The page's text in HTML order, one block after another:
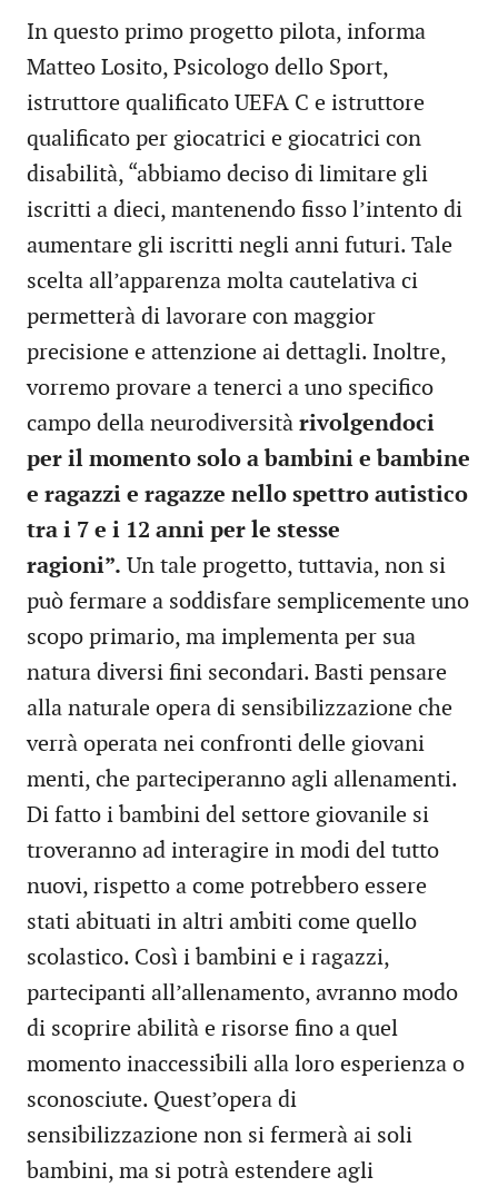
In questo primo progetto pilota, informa
Matteo Losito, Psicologo dello Sport,
istruttore qualificato UEFA C e istruttore
qualificato per giocatrici e giocatrici con
disabilità, “abbiamo deciso di limitare gli
iscritti a dieci, mantenendo fisso l’intento di
aumentare gli iscritti negli anni futuri. Tale
scelta all’apparenza molta cautelativa ci
permetterà di lavorare con maggior
precisione e attenzione ai dettagli. Inoltre,
vorremo provare a tenerci a uno specifico
campo della neurodiversità rivolgendoci
per il momento solo a bambini e bambine
e ragazzi e ragazze nello spettro autistico
tra i 7 e i 12 anni per le stesse
ragioni”. Un tale progetto, tuttavia, non si
può fermare a soddisfare semplicemente uno
scopo primario, ma implementa per sua
natura diversi fini secondari. Basti pensare
alla naturale opera di sensibilizzazione che
verrà operata nei confronti delle giovani
menti, che parteciperanno agli allenamenti.
Di fatto i bambini del settore giovanile si
troveranno ad interagire in modi del tutto
nuovi, rispetto a come potrebbero essere
stati abituati in altri ambiti come quello
scolastico. Così i bambini e i ragazzi,
partecipanti all’allenamento, avranno modo
di scoprire abilità e risorse fino a quel
momento inaccessibili alla loro esperienza o
sconosciute. Quest’opera di
sensibilizzazione non si fermerà ai soli
bambini, ma si potrà estendere agli